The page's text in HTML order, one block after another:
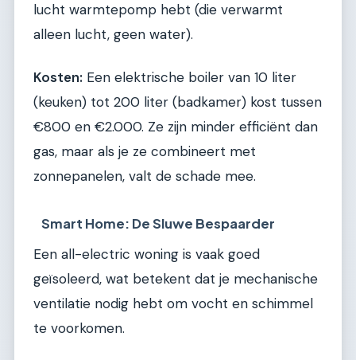
lucht warmtepomp hebt (die verwarmt
alleen lucht, geen water).
Kosten: Een elektrische boiler van 10 liter
(keuken) tot 200 liter (badkamer) kost tussen
€800 en €2.000. Ze zijn minder efficiënt dan
gas, maar als je ze combineert met
zonnepanelen, valt de schade mee.
Smart Home: De Sluwe Bespaarder
Een all-electric woning is vaak goed
geïsoleerd, wat betekent dat je mechanische
ventilatie nodig hebt om vocht en schimmel
te voorkomen.